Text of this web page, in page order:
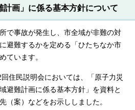
計画」に係る基本方針について
で事故が発生し、市全域が非難の対
避難するかを定める「ひたちなか市
ています。
住民説明会においては、「原子力災
避難計画に係る基本方針」を資料と
（案）などをお示ししました。